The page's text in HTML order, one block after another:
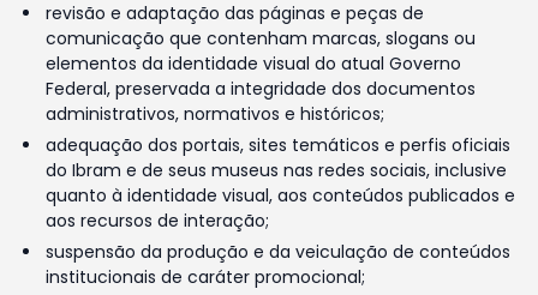
revisão e adaptação das páginas e peças de
comunicação que contenham marcas, slogans ou
elementos da identidade visual do atual Governo
Federal, preservada a integridade dos documentos
administrativos, normativos e históricos;
adequação dos portais, sites temáticos e perfis oficiais
do Ibram e de seus museus nas redes sociais, inclusive
quanto à identidade visual, aos conteúdos publicados e
aos recursos de interação;
suspensão da produção e da veiculação de conteúdos
institucionais de caráter promocional;